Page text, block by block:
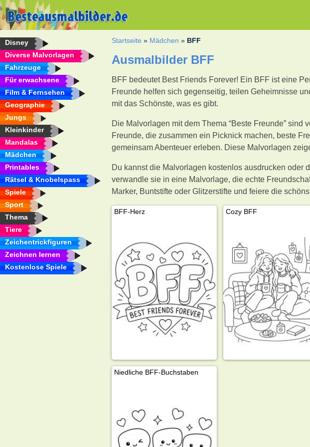
Disney
Diverse Malvorlagen
Fahrzeuge
Für erwachsene
Film & Fernsehen
Geographie
Jungs
Kleinkinder
Mandalas
Mädchen
Printables
Rätsel & Knobelspass
Spiele
Sport
Thema
Tiere
Zeichentrickfiguren
Zeichnen lernen
Kostenlose Spiele
Startseite » Mädchen » BFF
Ausmalbilder BFF
BFF bedeutet Best Friends Forever! Ein BFF ist eine
Freunde helfen sich gegenseitig, teilen Geheimnisse
mit das Schönste, was es gibt.
Die Malvorlagen mit dem Thema “Beste Freunde”
Freunde, die zusammen ein Picknick machen, beste
gemeinsam Abenteuer erleben. Diese Malvorlagen
Du kannst die Malvorlagen kostenlos ausdrucken oder
verwandle sie in eine Malvorlage, die echte
Marker, Buntstifte oder Glitzerstifte und feiere die
BFF-Herz Cozy BFF
Niedliche BFF-Buchstaben